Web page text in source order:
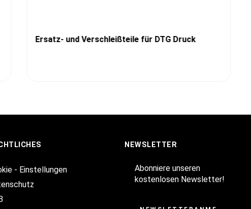
Ersatz- und Verschleißteile für DTG Druck
- Einstellungen
NEWSLETTER
Abonniere unseren
kostenlosen Newsletter!